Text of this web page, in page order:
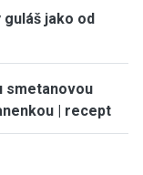
jako od
smetanovou
| recept